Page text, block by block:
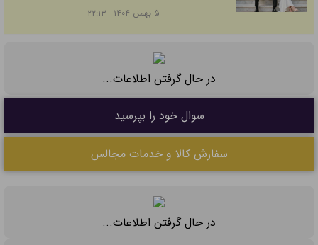
۵ بهمن ۱۴۰۴ - ۲۲:۱۳
در حال گرفتن اطلاعات...
سوال خود را بپرسید
سفارش کالا و خدمات مجالس
در حال گرفتن اطلاعات...